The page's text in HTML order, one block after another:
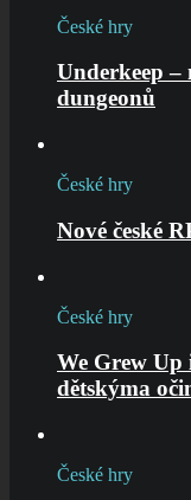
České hry
Underkeep –
dungeonů
České hry
Nové české
České hry
We Grew
dětskýma
České hry